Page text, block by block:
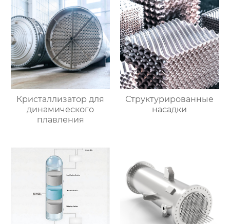
Кристаллизатор для
динамического
плавления
Структурированные
насадки